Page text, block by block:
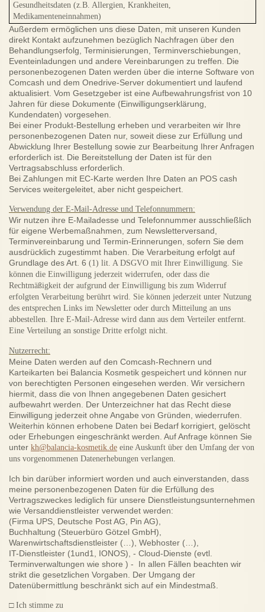
Gesundheitsdaten (z.B. Allergien, Krankheiten,
Medikamenteneinnahmen)
Außerdem ermöglichen uns diese Daten, mit unseren Kunden
direkt Kontakt aufzunehmen bezüglich Nachfragen über den
Behandlungserfolg, Terminisierungen, Terminverschiebungen,
Eventeinladungen und andere Vereinbarungen zu treffen. Die
personenbezogenen Daten werden über die interne Software von
Comcash und dem Onedrive-Server dokumentiert und laufend
aktualisiert. Vom Gesetzgeber ist eine Aufbewahrungsfrist von 10
Jahren für diese Dokumente (Einwilligungserklärung,
Kundendaten) vorgesehen.
Bei einer Produkt-Bestellung erheben und verarbeiten wir Ihre
personenbezogenen Daten nur, soweit diese zur Erfüllung und
Abwicklung Ihrer Bestellung sowie zur Bearbeitung Ihrer Anfragen
erforderlich ist. Die Bereitstellung der Daten ist für den
Vertragsabschluss erforderlich.
Bei Zahlungen mit EC-Karte werden Ihre Daten an POS cash
Services weitergeleitet, aber nicht gespeichert.
Verwendung der E-Mail-Adresse und Telefonnummern:
Wir nutzen ihre E-Mailadesse und Telefonnummer ausschließlich
für eigene Werbemaßnahmen, zum Newsletterversand,
Terminvereinbarung und Termin-Erinnerungen, sofern Sie dem
ausdrücklich zugestimmt haben. Die Verarbeitung erfolgt auf
Grundlage des Art. 6 (1) lit. A DSGVO mit Ihrer Einwilligung. Sie
können die Einwilligung jederzeit widerrufen, oder dass die
Rechtmäßigkeit der aufgrund der Einwilligung bis zum Widerruf
erfolgten Verarbeitung berührt wird. Sie können jederzeit unter Nutzung
des entsprechen Links im Newsletter oder durch Mitteilung an uns
abbestellen. Ihre E-Mail-Adresse wird dann aus dem Verteiler entfernt.
Eine Verteilung an sonstige Dritte erfolgt nicht.
Nutzerrecht:
Meine Daten werden auf den Comcash-Rechnern und
Karteikarten bei Balancia Kosmetik gespeichert und können nur
von berechtigten Personen eingesehen werden. Wir versichern
hiermit, dass die von Ihnen angegebenen Daten gesichert
aufbewahrt werden. Der Unterzeichner hat das Recht diese
Einwilligung jederzeit ohne Angabe von Gründen, wiederrufen.
Weiterhin können erhobene Daten bei Bedarf korrigiert, gelöscht
oder Erhebungen eingeschränkt werden. Auf Anfrage können Sie
unter kh@balancia-kosmetik.de eine Auskunft über den Umfang der von
uns vorgenommenen Datenerhebungen verlangen.
Ich bin darüber informiert worden und auch einverstanden, dass
meine personenbezogenen Daten für die Erfüllung des
Vertragszweckes lediglich für unsere Dienstleistungsunternehmen
wie Versanddienstleister verwendet werden:
(Firma UPS, Deutsche Post AG, Pin AG),
Buchhaltung (Steuerbüro Götzel GmbH),
Warenwirtschaftsdienstleister (…), Webhoster (…),
IT-Dienstleister (1und1, IONOS), - Cloud-Dienste (evtl.
Terminverwaltungen wie shore ) - In allen Fällen beachten wir
strikt die gesetzlichen Vorgaben. Der Umgang der
Datenübermittlung beschränkt sich auf ein Mindestmaß.
□ Ich stimme zu